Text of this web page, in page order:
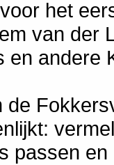
het
van der
en andere
de
passen